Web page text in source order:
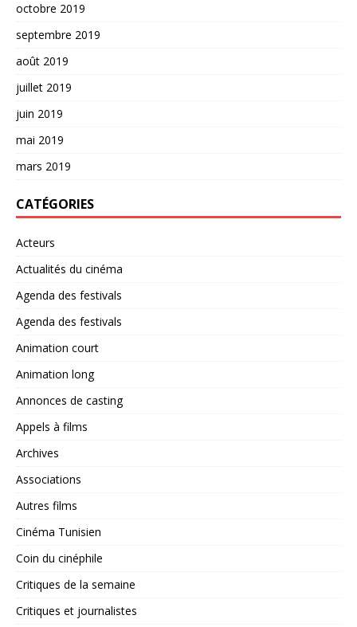
octobre 2019
septembre 2019
août 2019
juillet 2019
juin 2019
mai 2019
mars 2019
CATÉGORIES
Acteurs
Actualités du cinéma
Agenda des festivals
Agenda des festivals
Animation court
Animation long
Annonces de casting
Appels à films
Archives
Associations
Autres films
Cinéma Tunisien
Coin du cinéphile
Critiques de la semaine
Critiques et journalistes